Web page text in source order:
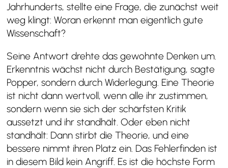
Jahrhunderts, stellte eine Frage, die zunächst weit
weg klingt: Woran erkennt man eigentlich gute
Wissenschaft?
Seine Antwort drehte das gewohnte Denken um.
Erkenntnis wächst nicht durch Bestätigung, sagte
Popper, sondern durch Widerlegung. Eine Theorie
ist nicht dann wertvoll, wenn alle ihr zustimmen,
sondern wenn sie sich der schärfsten Kritik
aussetzt und ihr standhält. Oder eben nicht
standhält: Dann stirbt die Theorie, und eine
bessere nimmt ihren Platz ein. Das Fehlerfinden ist
in diesem Bild kein Angriff. Es ist die höchste Form